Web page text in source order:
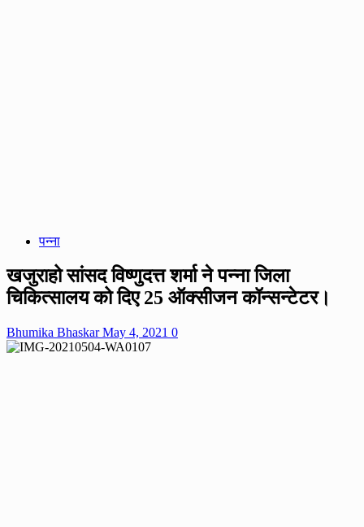
पन्ना
खजुराहो सांसद विष्णुदत्त शर्मा ने पन्ना जिला
चिकित्सालय को दिए 25 ऑक्सीजन कॉन्सन्टेटर।
Bhumika BhaskarMay 4, 2021 0